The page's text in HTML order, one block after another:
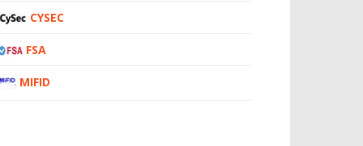
CYSEC
FSA
MIFID